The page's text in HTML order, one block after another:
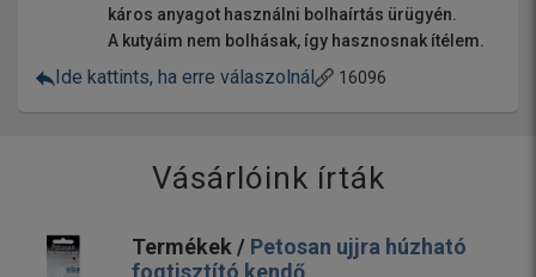
káros anyagot használni bolhaírtás ürügyén.
A kutyáim nem bolhásak, így hasznosnak ítélem.
Ide kattints, ha erre válaszolnál 16096
Vásárlóink írták
Termékek / Petosan ujjra húzható
fogtisztító kendő